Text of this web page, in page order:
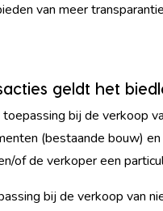
van meer
geldt het
bij de verkoop
(bestaande bouw)
of de verkoper een
bij de verkoop van